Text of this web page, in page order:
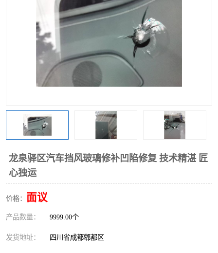
龙泉驿区汽车挡风玻璃修补凹陷修复 技术精湛 匠
心独运
价格： 面议
产品数量： 9999.00个
发货地址： 四川省成都郫都区